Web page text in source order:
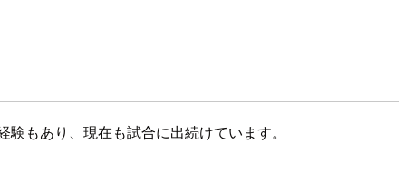
もあり、現在も試合に出続けています。